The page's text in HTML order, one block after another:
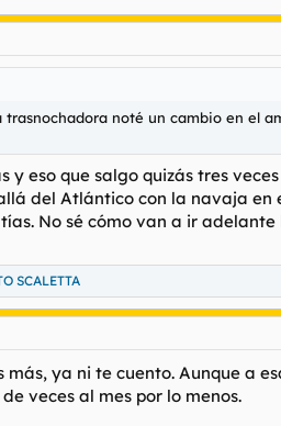
noté un cambio en el
y eso que salgo quizás tres
del Atlántico con la navaja en
tías. No sé cómo van a ir
SCALETTA
más, ya ni te cuento. Aunque a
veces al mes por lo menos.